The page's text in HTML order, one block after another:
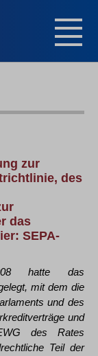
zur
des
das
SEPA-
hatte das
mit dem die
und des
und
des Rates
Teil der